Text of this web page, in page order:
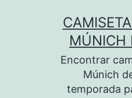
MÚNICH
Encontrar
Múnich
temporada